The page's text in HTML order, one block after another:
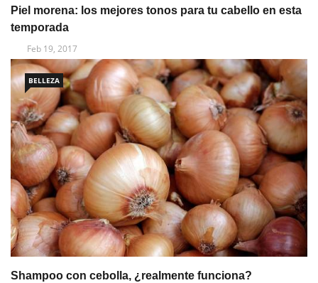
Piel morena: los mejores tonos para tu cabello en esta
temporada
Feb 19, 2017
BELLEZA
Shampoo con cebolla, ¿realmente funciona?